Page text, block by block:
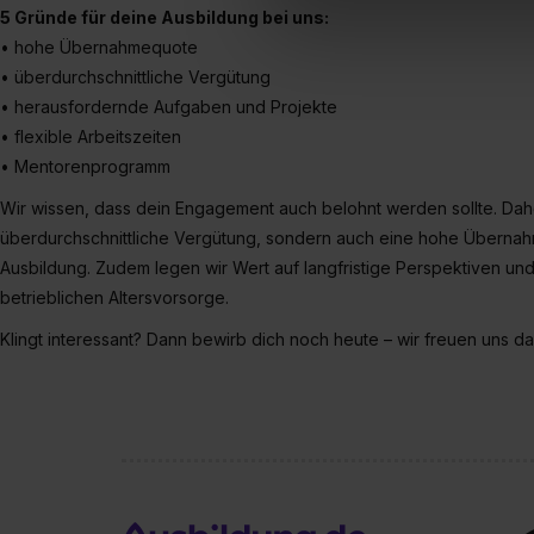
Erlaubnis hierfür kannst du
umfasst hierbei die
„Details zeigen“. Weitere
5 Gründe für deine Ausbildung bei uns:
• hohe Übernahmequote
• überdurchschnittliche Vergütung
• herausfordernde Aufgaben und Projekte
• flexible Arbeitszeiten
• Mentorenprogramm
Wir wissen, dass dein Engagement auch belohnt werden sollte.
überdurchschnittliche Vergütung, sondern auch eine hohe
Ausbildung. Zudem legen wir Wert auf langfristige Perspektiven
betrieblichen Altersvorsorge.
Klingt interessant? Dann bewirb dich noch heute – wir freuen uns